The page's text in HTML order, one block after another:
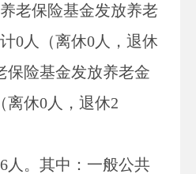
老保险基金发放养老
0人（离休0人，退休
保险基金发放养老金
离休0人，退休2
6人。其中：一般公共